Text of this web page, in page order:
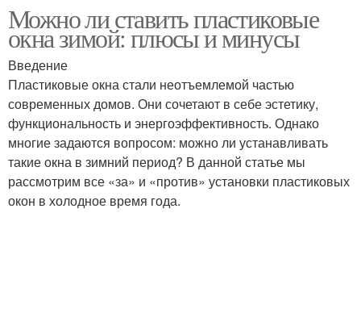
Можно ли ставить пластиковые
окна зимой: плюсы и минусы
Введение
Пластиковые окна стали неотъемлемой частью
современных домов. Они сочетают в себе эстетику,
функциональность и энергоэффективность. Однако
многие задаются вопросом: можно ли устанавливать
такие окна в зимний период? В данной статье мы
рассмотрим все «за» и «против» установки пластиковых
окон в холодное время года.